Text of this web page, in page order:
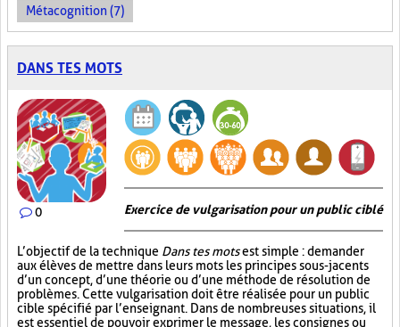
Métacognition (7)
DANS TES MOTS
0 Exercice de vulgarisation pour un public ciblé
L’objectif de la technique Dans tes motsest simple : demander
aux élèves de mettre dans leurs mots les principes sous-jacents
d’un concept, d’une théorie ou d’une méthode de résolution de
problèmes. Cette vulgarisation doit être réalisée pour un public
cible spécifié par l’enseignant. Dans de nombreuses situations, il
est essentiel de pouvoir exprimer le message, les consignes ou